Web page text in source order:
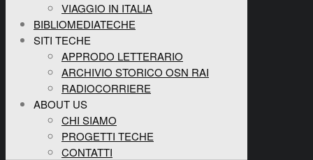
VIAGGIO IN ITALIA
BIBLIOMEDIATECHE
SITI TECHE
APPRODO LETTERARIO
ARCHIVIO STORICO OSN RAI
RADIOCORRIERE
ABOUT US
CHI SIAMO
PROGETTI TECHE
CONTATTI